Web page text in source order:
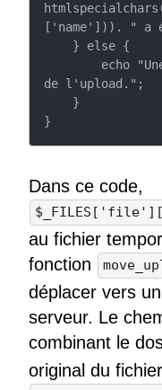
['name'])). " a
de l'upload.";
}
Dans ce code,
au fichier
fonction
déplacer vers
serveur. Le
combinant le
original du